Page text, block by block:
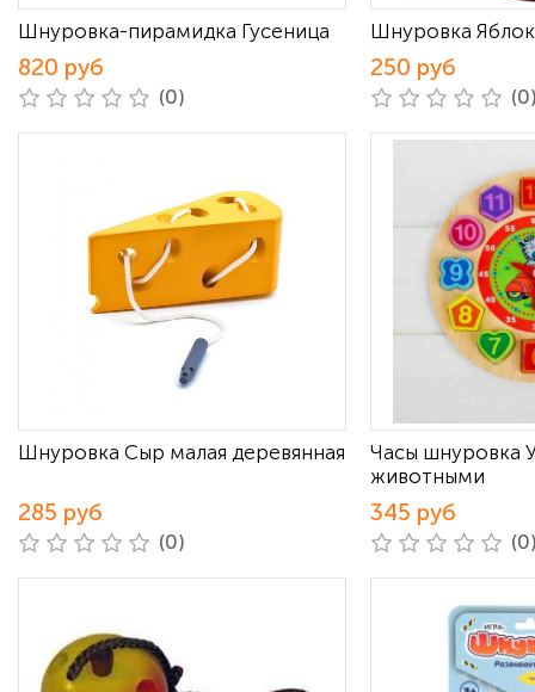
Шнуровка-пирамидка Гусеница
820 руб
(0)
Шнуровка
250 руб
Шнуровка Сыр малая деревянная
285 руб
(0)
Часы шнуровка
животными
345 руб